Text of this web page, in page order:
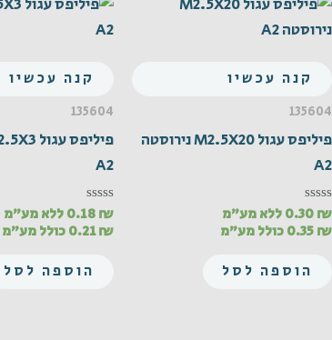
קנה עכשיו
135604
פיליפס עגול M2.5X20 נירוסטה
A2
דורג
0
מתוך
0.30₪
ללא מע"מ
0.35₪
כולל מע"מ
הוספה לסל
קנה עכשיו
135604
A2
דורג
0
מתוך
0.18₪
ללא מע"מ
0.21₪
כולל מע"מ
הוספה לסל